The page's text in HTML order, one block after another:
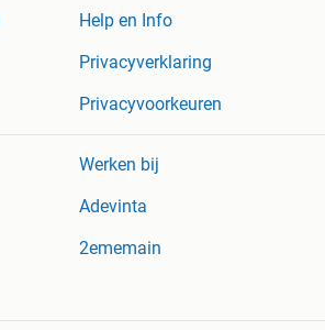
Help en Info
Privacyverklaring
Privacyvoorkeuren
Werken bij
Adevinta
2ememain